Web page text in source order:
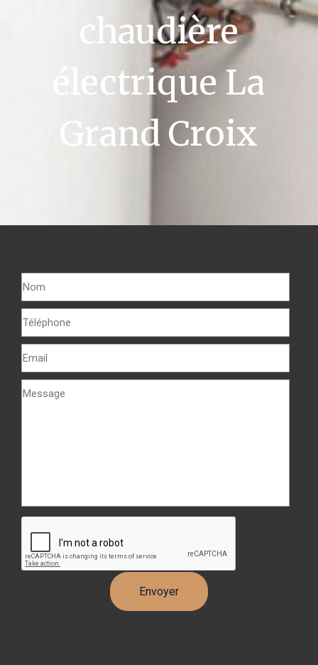
chaudière
électrique La
Grand Croix